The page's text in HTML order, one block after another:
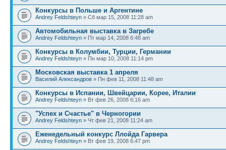
Конкурсы в Польше и Аргентине
Andrey Feldshteyn » Сб мар 15, 2008 11:28 am
Автомобильная выставка в Загребе
Andrey Feldshteyn » Пт мар 14, 2008 6:48 am
Конкурсы в Колумбии, Турции, Германии
Andrey Feldshteyn » Пн мар 10, 2008 11:14 pm
Московская выставка 1 апреля
Василий Александров » Пн фев 11, 2008 11:48 am
Конкурсы в Испании, Швейцарии, Корее, Италии
Andrey Feldshteyn » Вт фев 26, 2008 6:16 am
"Успех и Счастье" в Черногории
Andrey Feldshteyn » Чт фев 21, 2008 11:24 am
Еженедельный конкурс Ллойда Гарвера
Andrey Feldshteyn » Вт фев 19, 2008 6:47 pm